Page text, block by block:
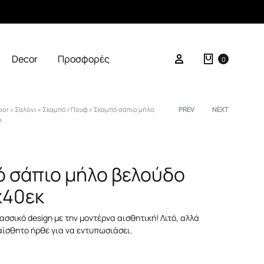
Decor Προσφορές Σύνδεση Καλάθι
0
» Σαλόνι » Σκαμπό / Πουφ » Σκαμπό σάπιο μήλο
Product
PREV NEXT
σάπιο μήλο βελούδο
design με την μοντέρνα αισθητική! Λιτό, αλλά
ήρθε για να εντυπωσιάσει.